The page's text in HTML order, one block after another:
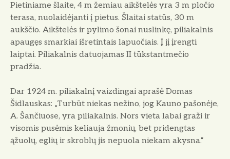
Pietiniame šlaite, 4 m žemiau aikštelės yra 3 m pločio
terasa, nuolaidėjanti į pietus. Šlaitai statūs, 30 m
aukščio. Aikštelės ir pylimo šonai nuslinkę, piliakalnis
apaugęs smarkiai išretintais lapuočiais. Į jį įrengti
laiptai. Piliakalnis datuojamas II tūkstantmečio
pradžia.
Dar 1924 m. piliakalnį vaizdingai aprašė Domas
Šidlauskas: „Turbūt niekas nežino, jog Kauno pašonėje,
A. Šančiuose, yra piliakalnis. Nors vieta labai graži ir
visomis pusėmis keliauja žmonių, bet pridengtas
ąžuolų, eglių ir skroblų jis nepuola niekam akysna.“